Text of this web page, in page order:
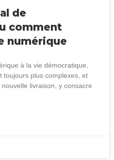
de
comment
numérique
à la vie démocratique,
toujours plus complexes, et
livraison, y consacre